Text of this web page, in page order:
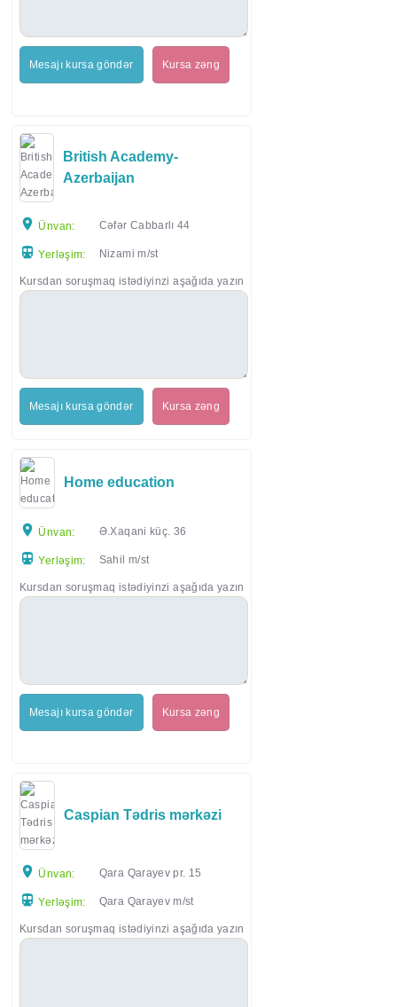
Mesajı kursa göndər Kursa zəng
British Academy-
Azerbaijan
Ünvan: Cəfər Cabbarlı 44
Yerləşim: Nizami m/st
Kursdan soruşmaq istədiyinzi aşağıda yazın
Mesajı kursa göndər Kursa zəng
Home education
Ünvan: Ə.Xaqani küç. 36
Yerləşim: Sahil m/st
Kursdan soruşmaq istədiyinzi aşağıda yazın
Mesajı kursa göndər Kursa zəng
Caspian Tədris mərkəzi
Ünvan: Qara Qarayev pr. 15
Yerləşim: Qara Qarayev m/st
Kursdan soruşmaq istədiyinzi aşağıda yazın